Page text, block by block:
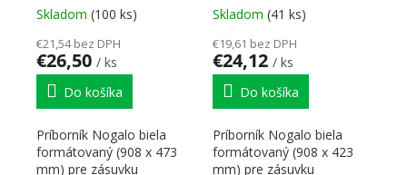
Skladom (100 ks)
€21,54 bez DPH
€26,50 / ks
Do košíka
Príborník Nogalo biela
formátovaný (908 x 473
mm) pre zásuvku
Skladom (41 ks)
€19,61 bez DPH
€24,12 / ks
Do košíka
Príborník Nogalo biela
formátovaný (908 x 423
mm) pre zásuvku